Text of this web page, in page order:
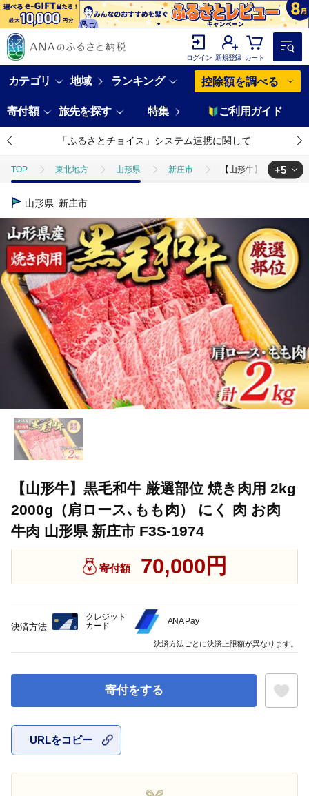
ログイン 新規登録 カート
カテゴリ 地域 ランキング 控除額を調べる
寄付額 旅先を探す 特集 ご利用ガイド
「ふるさとチョイス」システム連携に関して
TOP 東北地方 山形県 新庄市 【山形牛】黒毛和牛
TOP
肉 牛肉 【山形牛】黒毛和牛 厳選部位 焼き肉用 2kg
TOP 肉 牛肉 山形牛 【山形牛】黒毛和牛 厳選部位
TOP 肉 牛肉 黒毛和牛 【山形牛】黒毛和牛 厳選部
TOP 肉 牛肉 焼肉(牛肉) 【山形牛】黒毛和牛 厳選部
+5
山形県 新庄市
【山形牛】黒毛和牛 厳選部位 焼き肉用 2kg
2000g（肩ロース､もも肉） にく 肉 お肉
牛肉 山形県 新庄市 F3S-1974
寄付額 70,000円
寄付をする
URLをコピー
決済方法
クレジット
カード
ANA Pay
決済方法ごとに決済上限額が異なります。